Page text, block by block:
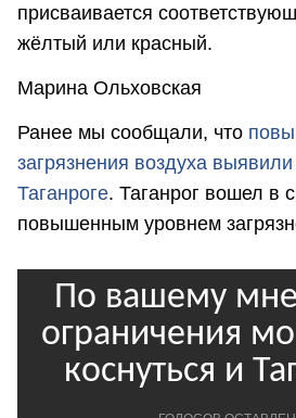
присваивается
жёлтый или красный.
Марина Ольховская
Ранее мы сообщали, что п
загрязнения воздуха
Таганроге. Таганрог вошел в
повышенным уровнем